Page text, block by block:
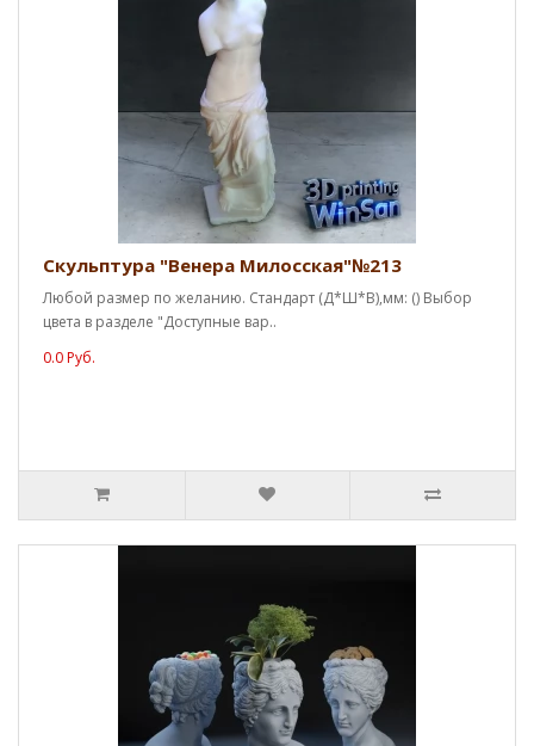
Скульптура "Венера Милосская"№213
Любой размер по желанию. Стандарт (Д*Ш*В),мм: () Выбор
цвета в разделе "Доступные вар..
0.0 Руб.